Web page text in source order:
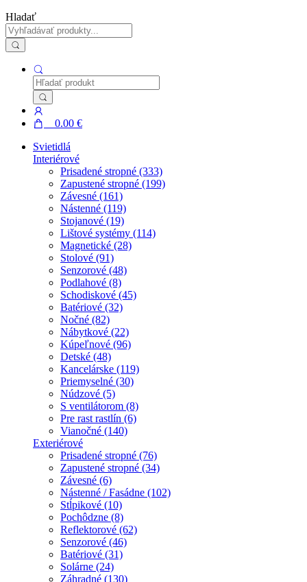
Hladať
0.00 €
Svietidlá
Interiérové
Prisadené stropné (333)
Zapustené stropné (199)
Závesné (161)
Nástenné (119)
Stojanové (19)
Lištové systémy (114)
Magnetické (28)
Stolové (91)
Senzorové (48)
Podlahové (8)
Schodiskové (45)
Batériové (32)
Nočné (82)
Nábytkové (22)
Kúpeľnové (96)
Detské (48)
Kancelárske (119)
Priemyselné (30)
Núdzové (5)
S ventilátorom (8)
Pre rast rastlín (6)
Vianočné (140)
Exteriérové
Prisadené stropné (76)
Zapustené stropné (34)
Závesné (6)
Nástenné / Fasádne (102)
Stĺpikové (10)
Pochôdzne (8)
Reflektorové (62)
Senzorové (46)
Batériové (31)
Solárne (24)
Záhradné (130)